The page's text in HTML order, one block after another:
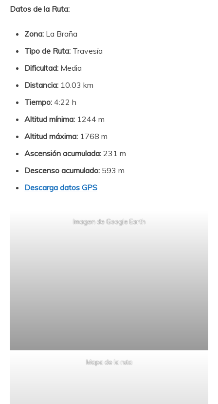
Datos de la Ruta:
Zona: La Braña
Tipo de Ruta: Travesía
Dificultad: Media
Distancia: 10.03 km
Tiempo: 4:22 h
Altitud mínima: 1244 m
Altitud máxima: 1768 m
Ascensión acumulada: 231 m
Descenso acumulado: 593 m
Descarga datos GPS
Imagen de Google Earth
Mapa de la ruta